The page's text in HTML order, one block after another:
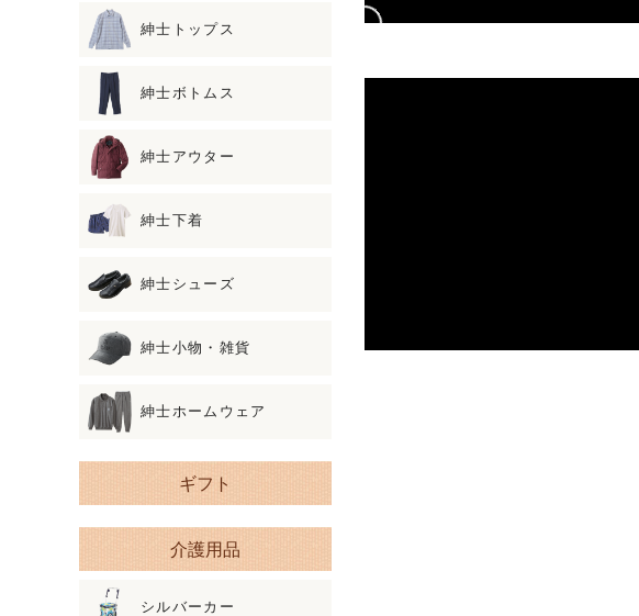
紳士トップス
紳士ボトムス
紳士アウター
紳士下着
紳士シューズ
紳士小物・雑貨
紳士ホームウェア
ギフト
介護用品
シルバーカー